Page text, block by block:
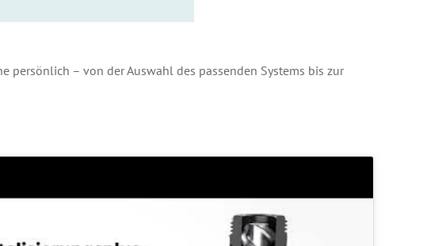
persönlich – von der Auswahl des passenden Systems bis zur